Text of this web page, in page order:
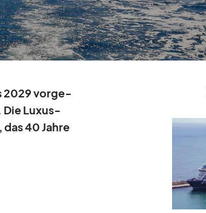
2029 vor­ge­
Die Lu­xus­
40 Jahre